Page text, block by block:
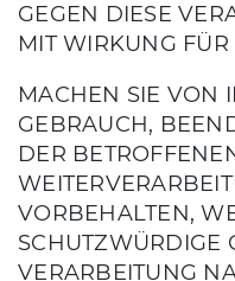
GEGEN DIESE
MIT WIRKUNG
MACHEN SIE VON
GEBRAUCH,
DER
VORBEHALTEN,
SCHUTZWÜRDIGE
VERARBEITUNG